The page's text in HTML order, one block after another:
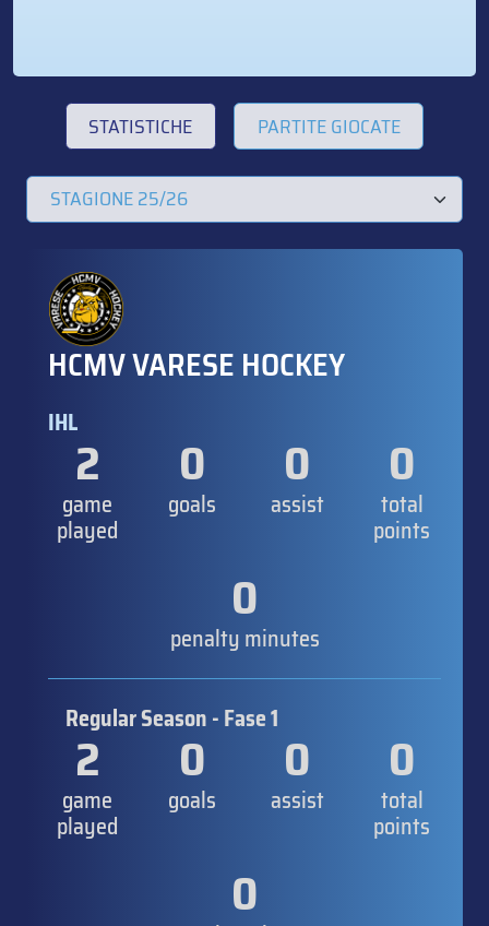
STATISTICHE PARTITE GIOCATE
HCMV VARESE HOCKEY
IHL
2
game
played
0
goals
0
assist
0
total
points
0
penalty minutes
Regular Season - Fase 1
2
game
played
0
goals
0
assist
0
total
points
0